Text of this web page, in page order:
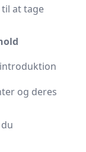
at tage
og deres